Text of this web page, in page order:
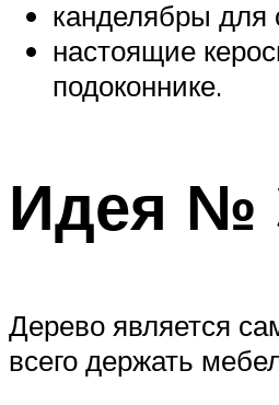
канделябры для
настоящие
подоконнике.
Идея №
Дерево является
всего держать